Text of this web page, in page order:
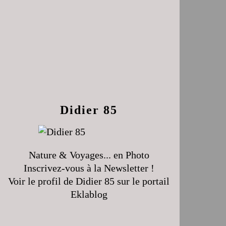
Didier 85
Nature & Voyages... en Photo
Inscrivez-vous à la Newsletter !
Voir le profil de Didier 85 sur le portail
Eklablog